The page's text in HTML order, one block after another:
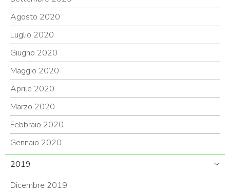
Agosto 2020
Luglio 2020
Giugno 2020
Maggio 2020
Aprile 2020
Marzo 2020
Febbraio 2020
Gennaio 2020
2019
Dicembre 2019